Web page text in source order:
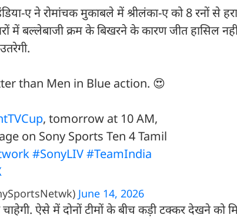
ए ने रोमांचक मुकाबले में श्रीलंका-ए को 8 रनों से
में बल्लेबाजी क्रम के बिखरने के कारण जीत हासिल
than Men in Blue action. 😍
, tomorrow at 10 AM,
on Sony Sports Ten 4 Tamil
#SonyLIV#TeamIndia
June 14, 2026
ऐसे में दोनों टीमों के बीच कड़ी टक्कर देखने को